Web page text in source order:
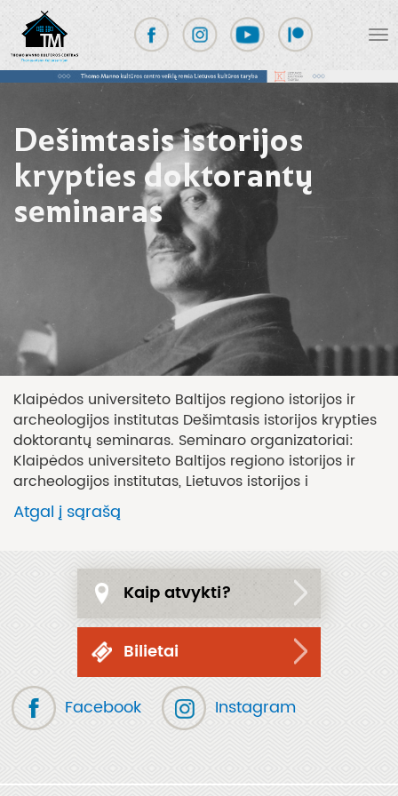
Dešimtasis istorijos
krypties doktorantų
seminaras
Klaipėdos universiteto Baltijos regiono istorijos ir
archeologijos institutas Dešimtasis istorijos krypties
doktorantų seminaras. Seminaro organizatoriai:
Klaipėdos universiteto Baltijos regiono istorijos ir
archeologijos institutas, Lietuvos istorijos i
Atgal į sąrašą
Kaip atvykti?
Bilietai
Facebook Instagram